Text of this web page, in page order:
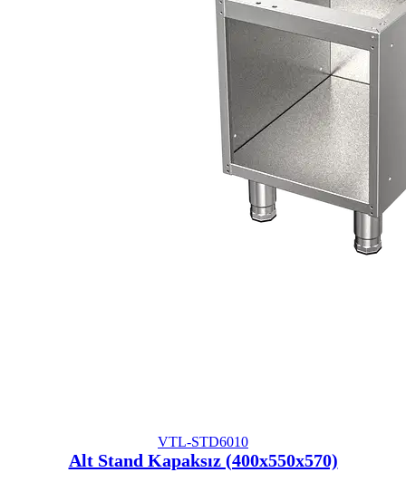
VTL-STD6010
Alt Stand Kapaksız (400x550x570)